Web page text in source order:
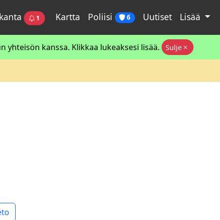
1 Kartta Poliisi 6 Uutiset Lisää
yhteisön kanssa. Klikkaa lukeaksesi lisää. Sulje